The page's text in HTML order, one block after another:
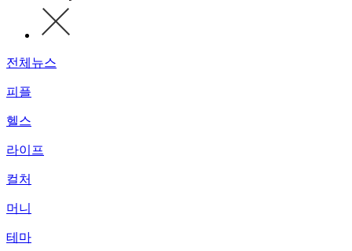
전체뉴스
피플
헬스
라이프
컬처
머니
테마